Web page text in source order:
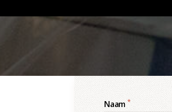
Naam *